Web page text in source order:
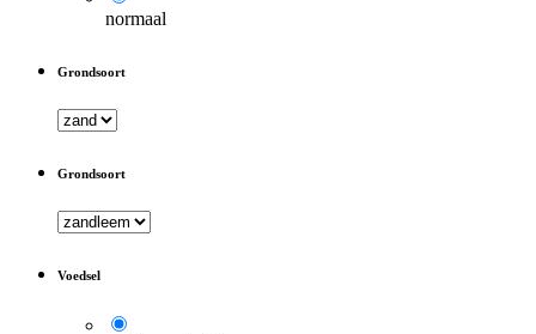
normaal
Grondsoort
Grondsoort
Voedsel